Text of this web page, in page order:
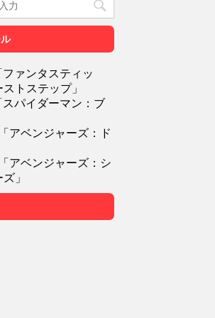
ァンタスティッ
トステップ」
パイダーマン：ブ
アベンジャーズ：ド
アベンジャーズ：シ
」